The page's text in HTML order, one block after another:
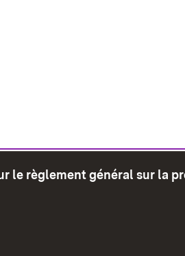
le règlement général sur la